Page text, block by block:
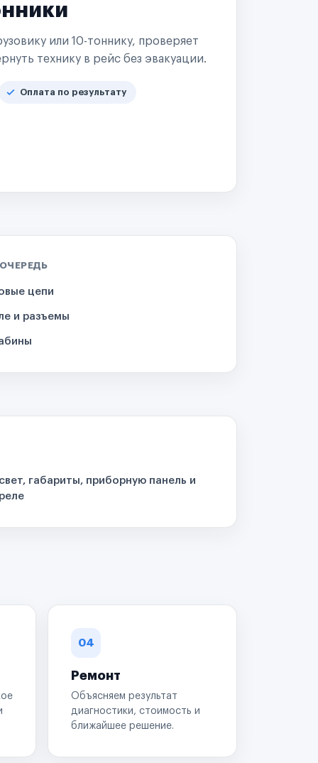
или 10-тоннику, проверяет
технику в рейс без эвакуации.
Оплата по результату
цепи
и разъемы
габариты, приборную панель и
04
Ремонт
Объясняем результат
диагностики, стоимость и
ближайшее решение.